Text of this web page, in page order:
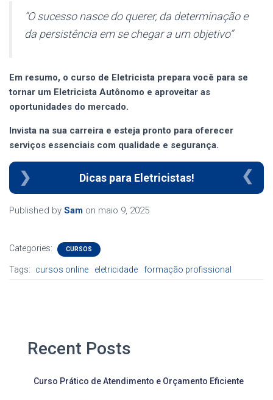
“O sucesso nasce do querer, da determinação e
da persistência em se chegar a um objetivo”
Em resumo, o curso de Eletricista prepara você para se
tornar um Eletricista Autônomo e aproveitar as
oportunidades do mercado.
Invista na sua carreira e esteja pronto para oferecer
serviços essenciais com qualidade e segurança.
Dicas para Eletricistas!
Published by Sam on maio 9, 2025
Categories: CURSOS
Tags: cursos online eletricidade formação profissional
Recent Posts
Curso Prático de Atendimento e Orçamento Eficiente